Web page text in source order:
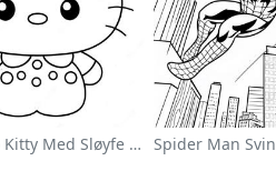
Søt Hello Kitty Med Sløyfe Fargeleggingsside